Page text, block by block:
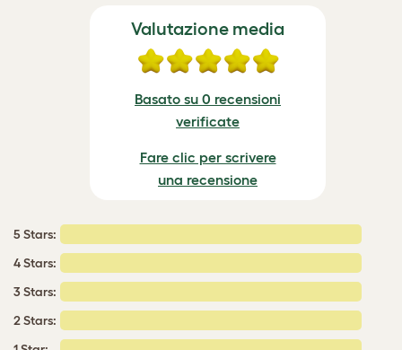
Valutazione media
Basato su 0 recensioni
verificate
Fare clic per scrivere
una recensione
5 Stars:
4 Stars:
3 Stars:
2 Stars: